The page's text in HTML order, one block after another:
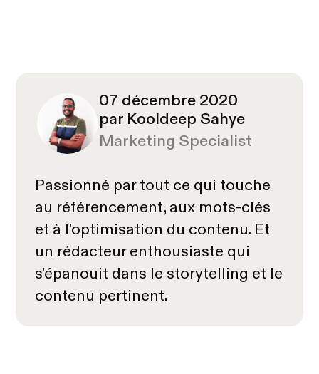
07 décembre 2020
par Kooldeep Sahye
Marketing Specialist
Passionné par tout ce qui touche
au référencement, aux mots-clés
et à l'optimisation du contenu. Et
un rédacteur enthousiaste qui
s'épanouit dans le storytelling et le
contenu pertinent.